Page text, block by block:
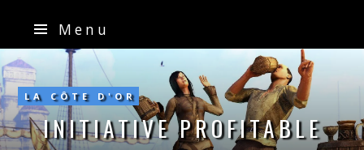
Menu
Initiative
profitable
LA CÔTE D'OR
INITIATIVE PROFITABLE